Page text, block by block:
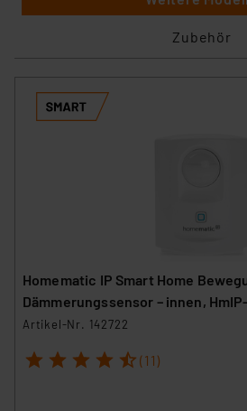
Zubehör
Homematic IP Smart Home
Dämmerungssensor – innen,
Artikel-Nr. 142722
1 2 3 4 5 (11)